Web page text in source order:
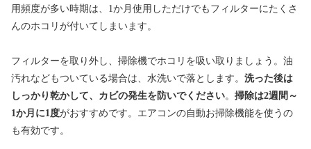
用頻度が多い時期は、1か月使用しただけでもフィルターにたくさ
んのホコリが付いてしまいます。
フィルターを取り外し、掃除機でホコリを吸い取りましょう。油
汚れなどもついている場合は、水洗いで落とします。 洗った後は
しっかり乾かして、カビの発生を防いでください。 掃除は2週間～
1か月に1度がおすすめです。エアコンの自動お掃除機能を使うの
も有効です。